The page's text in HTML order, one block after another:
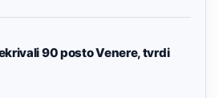
90 posto Venere, tvrdi